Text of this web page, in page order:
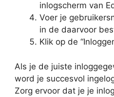
inlogscherm van
Voer je
in de daarvoor
Klik op de
Als je de juiste
word je succesvol
Zorg ervoor dat je je